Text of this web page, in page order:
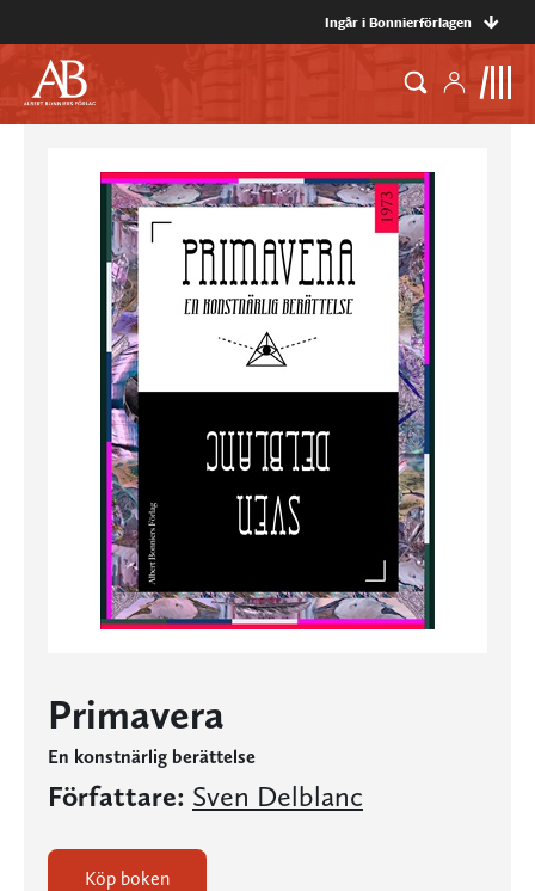
Ingår i Bonnierförlagen
Primavera
En konstnärlig berättelse
Författare: Sven Delblanc
Köp boken